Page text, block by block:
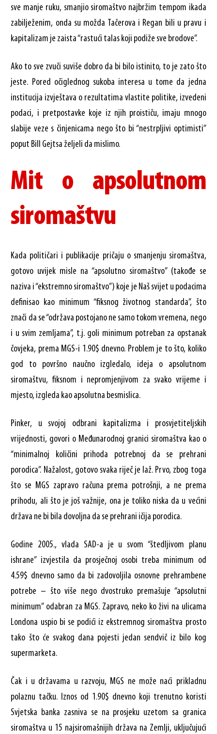
sve manje ruku, smanjio siromaštvo najbržim tempom ikada
zabilježenim, onda su možda Tačerova i Regan bili u pravu i
kapitalizam je zaista “rastući talas koji podiže sve brodove”.
Ako to sve zvuči suviše dobro da bi bilo istinito, to je zato što
jeste. Pored očiglednog sukoba interesa u tome da jedna
institucija izvještava o rezultatima vlastite politike, izvedeni
podaci, i pretpostavke koje iz njih proističu, imaju mnogo
slabije veze s činjenicama nego što bi “nestrpljivi optimisti”
poput Bill Gejtsa željeli da mislimo.
Mit o apsolutnom
siromaštvu
Kada političari i publikacije pričaju o smanjenju siromaštva,
gotovo uvijek misle na “apsolutno siromaštvo” (takođe se
naziva i “ekstremno siromaštvo”) koje je Naš svijet u podacima
definisao kao minimum “fiksnog životnog standarda”, što
znači da se “održava postojano ne samo tokom vremena, nego
i u svim zemljama”, t.j. goli minimum potreban za opstanak
čovjeka, prema MGS-i 1.90$ dnevno. Problem je to što, koliko
god to površno naučno izgledalo, ideja o apsolutnom
siromaštvu, fiksnom i nepromjenjivom za svako vrijeme i
mjesto, izgleda kao apsolutna besmislica.
Pinker, u svojoj odbrani kapitalizma i prosvjetiteljskih
vrijednosti, govori o Međunarodnoj granici siromaštva kao o
“minimalnoj količini prihoda potrebnoj da se prehrani
porodica”. Nažalost, gotovo svaka riječ je laž. Prvo, zbog toga
što se MGS zapravo računa prema potrošnji, a ne prema
prihodu, ali što je još važnije, ona je toliko niska da u većini
država ne bi bila dovoljna da se prehrani ičija porodica.
Godine 2005., vlada SAD-a je u svom “štedljivom planu
ishrane” izvjestila da prosječnoj osobi treba minimum od
4.59$ dnevno samo da bi zadovoljila osnovne prehrambene
potrebe – što više nego dvostruko premašuje “apsolutni
minimum” odabran za MGS. Zapravo, neko ko živi na ulicama
Londona uspio bi se podići iz ekstremnog siromaštva prosto
tako što će svakog dana pojesti jedan sendvič iz bilo kog
supermarketa.
Čak i u državama u razvoju, MGS ne može naći prikladnu
polaznu tačku. Iznos od 1.90$ dnevno koji trenutno koristi
Svjetska banka zasniva se na prosjeku uzetom sa granica
siromaštva u 15 najsiromašnijih država na Zemlji, uključujući